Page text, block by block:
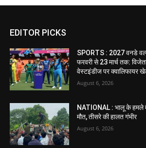
EDITOR PICKS
SPORTS : 2027 वनडे
फरवरी से 23 मार्च तक:
वेस्टइंडीज पर क्वालिफायर
August 6, 2026
NATIONAL : भालू के हमले
मौत, तीसरे की हालत गंभीर
August 6, 2026